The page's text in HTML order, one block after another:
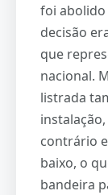
foi abolido
decisão
que
nacional.
listrada
contrário
baixo, o
bandeira